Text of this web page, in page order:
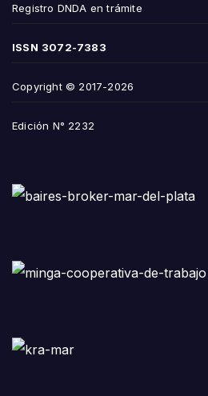
Registro DNDA en trámite
ISSN 3072-7383
Copyright © 2017-2026
Edición N° 2232